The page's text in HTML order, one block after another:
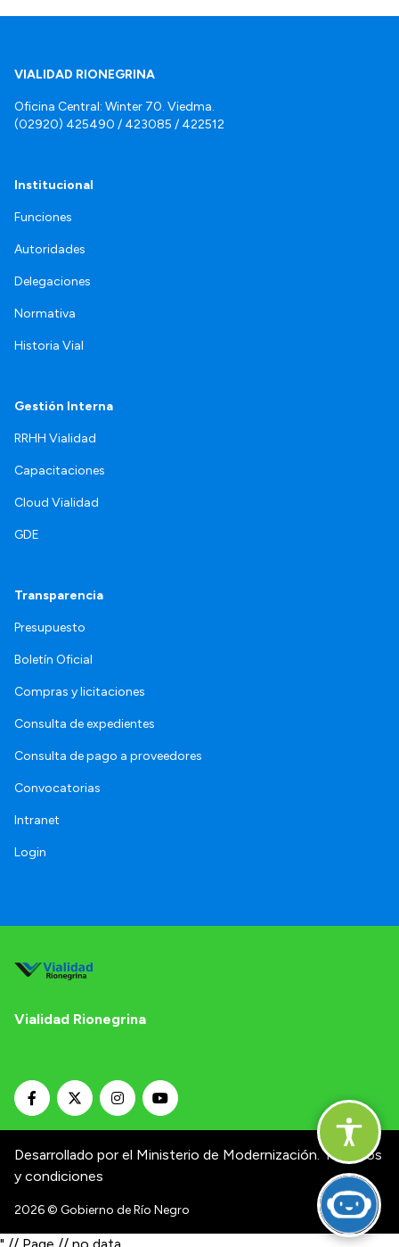
VIALIDAD RIONEGRINA
Oficina Central: Winter 70. Viedma.
(02920) 425490 / 423085 / 422512
Institucional
Funciones
Autoridades
Delegaciones
Normativa
Historia Vial
Gestión Interna
RRHH Vialidad
Capacitaciones
Cloud Vialidad
GDE
Transparencia
Presupuesto
Boletín Oficial
Compras y licitaciones
Consulta de expedientes
Consulta de pago a proveedores
Convocatorias
Intranet
Login
Vialidad Rionegrina
Desarrollado por el Ministerio de Modernización. Términos
y condiciones
2026© Gobierno de Río Negro